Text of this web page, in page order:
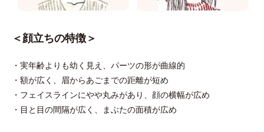
＜顔立ちの特徴＞
・実年齢よりも幼く見え、パーツの形が曲線的
・額が広く、眉からあごまでの距離が短め
・フェイスラインにやや丸みがあり、顔の横幅が広め
・目と目の間隔が広く、まぶたの面積が広め